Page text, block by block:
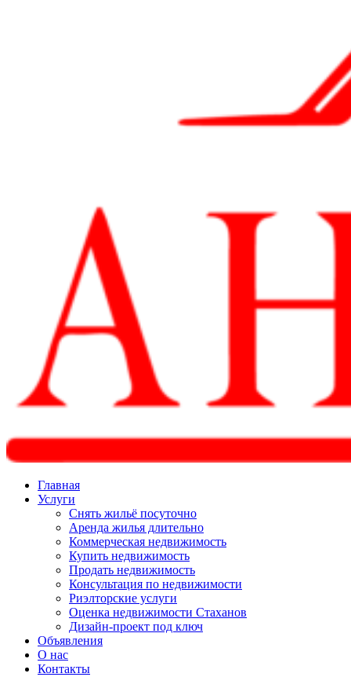
Главная
Услуги
Снять жильё посуточно
Аренда жилья длительно
Коммерческая недвижимость
Купить недвижимость
Продать недвижимость
Консультация по недвижимости
Риэлторские услуги
Оценка недвижимости Стаханов
Дизайн-проект под ключ
Объявления
О нас
Контакты